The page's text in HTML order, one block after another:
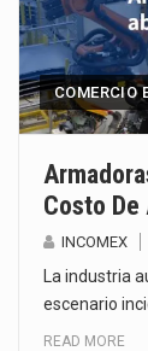
COMERCIO
Costo
INCOMEX
La industria
escenario
READ MORE